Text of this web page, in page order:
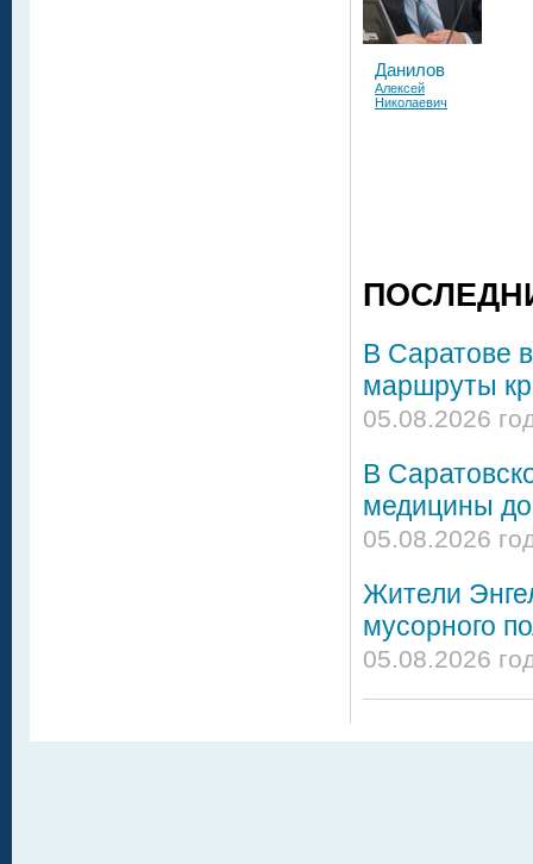
Данилов
Алексей
Николаевич
В Саратове
маршруты
05.08.2026
В
медицины до
05.08.2026
Жители
мусорного
05.08.2026